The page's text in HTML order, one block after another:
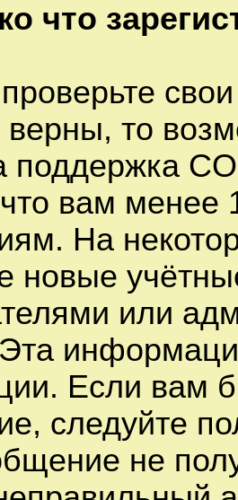
что
верны, то
поддержка
вам менее
На
новые
или
Если вам
следуйте
не